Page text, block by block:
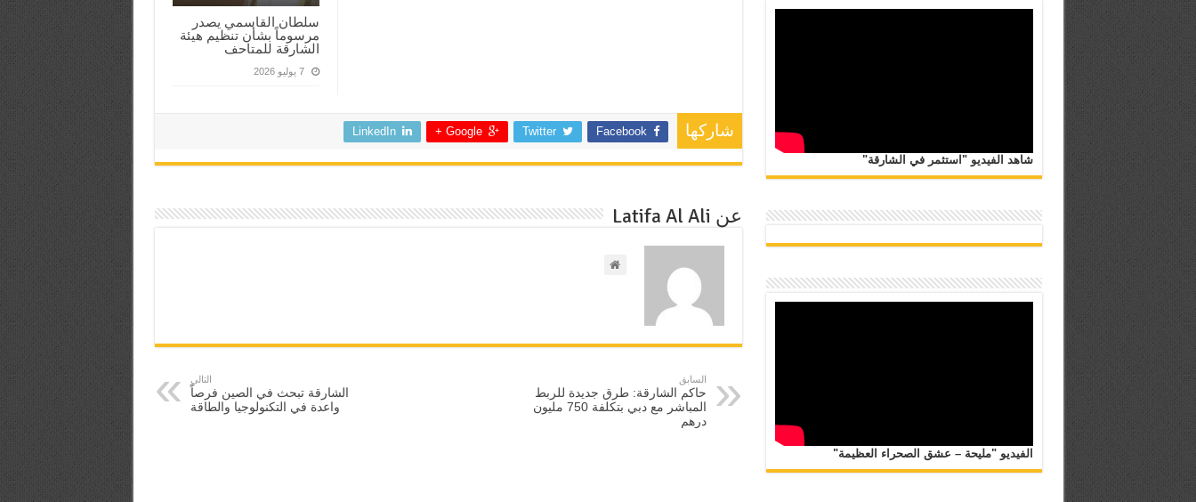
سلطان القاسمي يصدر
مرسوماً بشأن تنظيم هيئة
الشارقة للمتاحف
7 يوليو 2026
شاركها Facebook
Twitter
Google +
LinkedIn
عن Latifa Al Ali
السابق
حاكم الشارقة: طرق جديدة للربط
المباشر مع دبي بتكلفة 750 مليون
درهم
التالي
الشارقة تبحث في الصين فرصاً
واعدة في التكنولوجيا والطاقة
شاهد الفيديو "استثمر في الشارقة"
الفيديو "مليحة – عشق الصحراء العظيمة"